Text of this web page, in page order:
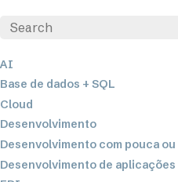
AI
Base de dados + SQL
Cloud
Desenvolvimento
Desenvolvimento com pouca
Desenvolvimento de aplicações